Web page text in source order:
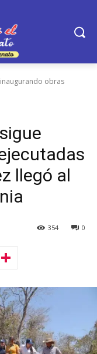
obras
llegó al
0
354